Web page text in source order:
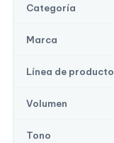
Categoría
Marca
Línea de producto
Volumen
Tono